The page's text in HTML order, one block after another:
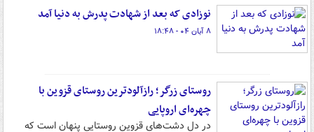
نوزادی که بعد از شهادت پدرش به دنیا آمد
۸ آبان ۰۴ - ۱۸:۴۸
روستای زرگر؛ رازآلودترین روستای قزوین با
چهره‌ای اروپایی
در دل دشت‌های قزوین روستایی پنهان است که